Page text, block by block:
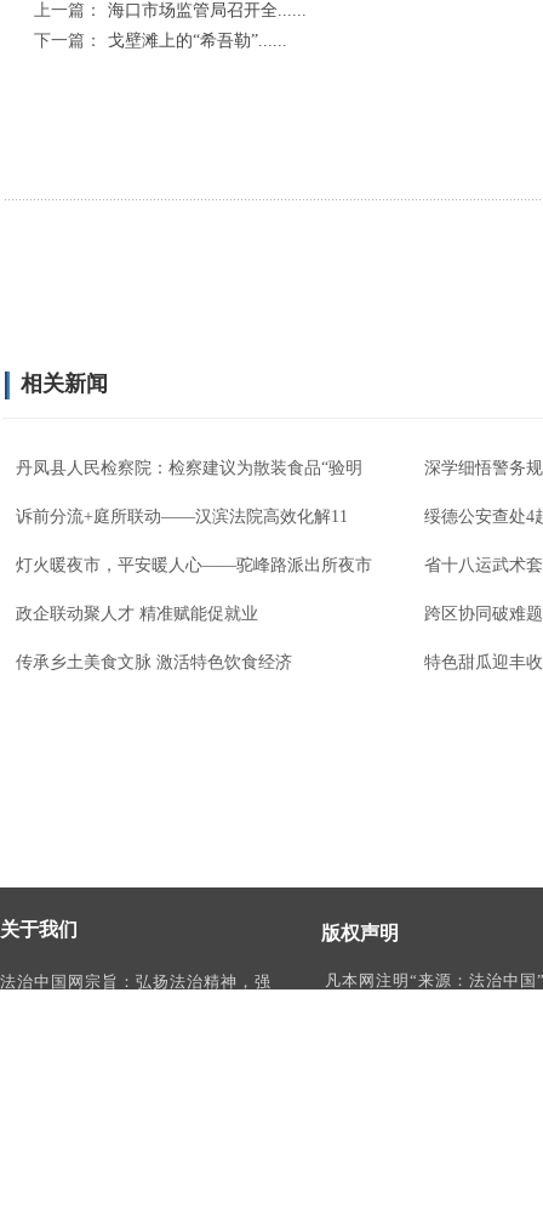
上一篇：
海口市场监管局召开全......
下一篇：
戈壁滩上的“希吾勒”......
相关新闻
丹凤县人民检察院：检察建议为散装食品“验明 深学细悟警务
诉前分流+庭所联动——汉滨法院高效化解11 绥德公安查处4
灯火暖夜市，平安暖人心——驼峰路派出所夜市 省十八运武术
政企联动聚人才 精准赋能促就业 跨区协同破难
传承乡土美食文脉 激活特色饮食经济 特色甜瓜迎丰
版权声明
凡本网注明“来源：法治中国
关于我们
法治中国网宗旨：弘扬法治精神，强